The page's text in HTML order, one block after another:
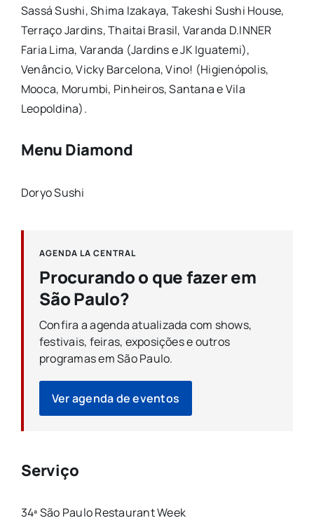
Sassá Sushi, Shima Izakaya, Takeshi Sushi House,
Terraço Jardins, Thaitai Brasil, Varanda D.INNER
Faria Lima, Varanda (Jardins e JK Iguatemi),
Venâncio, Vicky Barcelona, Vino! (Higienópolis,
Mooca, Morumbi, Pinheiros, Santana e Vila
Leopoldina).
Menu Diamond
Doryo Sushi
AGENDA LA CENTRAL
Procurando o que fazer em
São Paulo?
Confira a agenda atualizada com shows,
festivais, feiras, exposições e outros
programas em São Paulo.
Ver agenda de eventos
Serviço
34ªSão PauloRestaurantWeek